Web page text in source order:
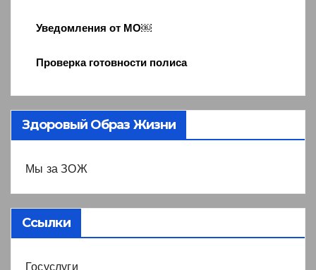
Уведомления от МО￼
Проверка готовности полиса
Здоровый Образ Жизни
Мы за ЗОЖ
Ссылки
Госуслуги